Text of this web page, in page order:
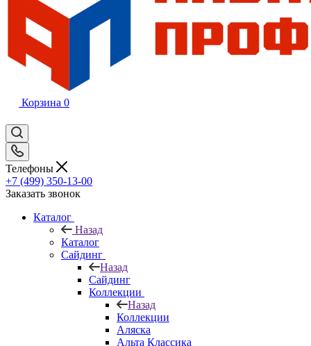
Корзина 0
Телефоны
+7 (499) 350-13-00
Заказать звонок
Каталог
Назад
Каталог
Сайдинг
Назад
Сайдинг
Коллекции
Назад
Коллекции
Аляска
Альта Классика